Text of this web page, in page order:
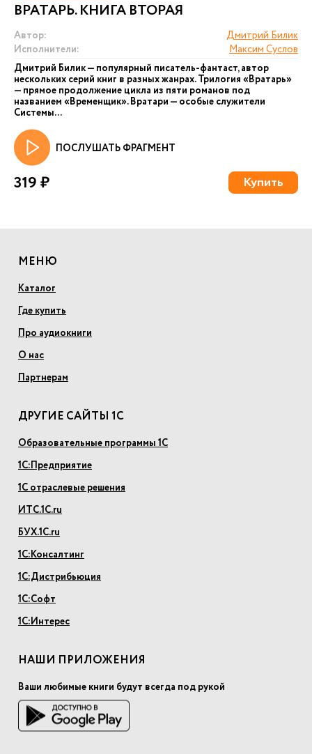
ВРАТАРЬ. КНИГА ВТОРАЯ
Автор:
Дмитрий Билик
Исполнители:
Максим Суслов
Дмитрий Билик — популярный писатель-фантаст, автор
нескольких серий книг в разных жанрах. Трилогия «Вратарь»
— прямое продолжение цикла из пяти романов под
названием «Временщик». Вратари — особые служители
Системы...
ПОСЛУШАТЬ ФРАГМЕНТ
319 ₽ Купить
МЕНЮ
Каталог
Где купить
Про аудиокниги
О нас
Партнерам
ДРУГИЕ САЙТЫ 1С
Образовательные программы 1С
1С:Предприятие
1С отраслевые решения
ИТС.1С.ru
БУХ.1С.ru
1С:Консалтинг
1С:Дистрибьюция
1С:Софт
1С:Интерес
НАШИ ПРИЛОЖЕНИЯ
Ваши любимые книги будут всегда под рукой